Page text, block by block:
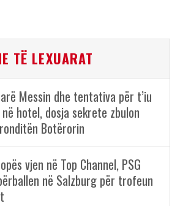
TË LEXUARAT
Messin dhe tentativa për t’iu
hotel, dosja sekrete zbulon
Botërorin
vjen në Top Channel, PSG
në Salzburg për trofeun